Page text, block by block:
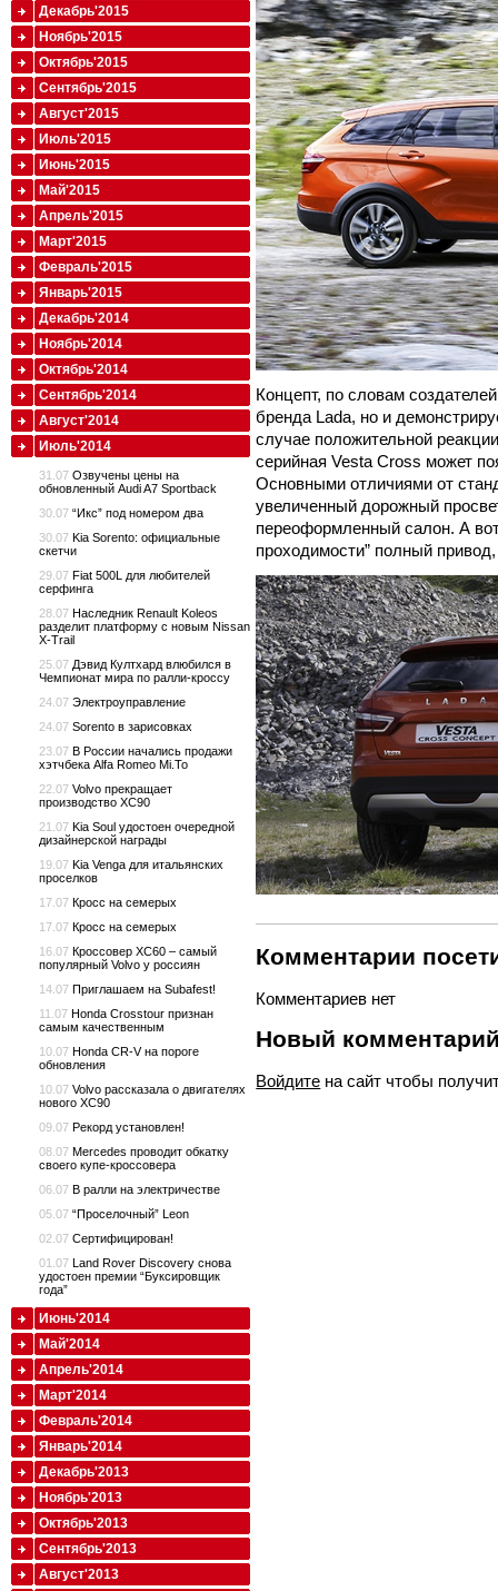
Концепт, по словам
бренда Lada, но и
случае положительной
серийная Vesta Cross может
Основными отличиями от
увеличенный дорожный
переоформленный салон. А
проходимости” полный
Комментарии
Комментариев нет
Новый
Войдите на сайт чтобы
Декабрь'2015
Ноябрь'2015
Октябрь'2015
Сентябрь'2015
Август'2015
Июль'2015
Июнь'2015
Май'2015
Апрель'2015
Март'2015
Февраль'2015
Январь'2015
Декабрь'2014
Ноябрь'2014
Октябрь'2014
Сентябрь'2014
Август'2014
Июль'2014
31.07 Озвучены цены на
обновленный Audi A7 Sportback
30.07 “Икс” под номером два
30.07 Kia Sorento: официальные
скетчи
29.07 Fiat 500L для любителей
серфинга
28.07 Наследник Renault Koleos
разделит платформу с новым Nissan
X-Trail
25.07 Дэвид Култхард влюбился в
Чемпионат мира по ралли-кроссу
24.07 Электроуправление
24.07 Sorento в зарисовках
23.07 В России начались продажи
хэтчбека Alfa Romeo Mi.To
22.07 Volvo прекращает
производство XC90
21.07 Kia Soul удостоен очередной
дизайнерской награды
19.07 Kia Venga для итальянских
проселков
17.07 Кросс на семерых
17.07 Кросс на семерых
16.07 Кроссовер XC60 – самый
популярный Volvo у россиян
14.07 Приглашаем на Subafest!
11.07 Honda Crosstour признан
самым качественным
10.07 Honda CR-V на пороге
обновления
10.07 Volvo рассказала о двигателях
нового XC90
09.07 Рекорд установлен!
08.07 Mercedes проводит обкатку
своего купе-кроссовера
06.07 В ралли на электричестве
05.07 “Проселочный” Leon
02.07 Сертифицирован!
01.07 Land Rover Discovery снова
удостоен премии “Буксировщик
года”
Июнь'2014
Май'2014
Апрель'2014
Март'2014
Февраль'2014
Январь'2014
Декабрь'2013
Ноябрь'2013
Октябрь'2013
Сентябрь'2013
Август'2013